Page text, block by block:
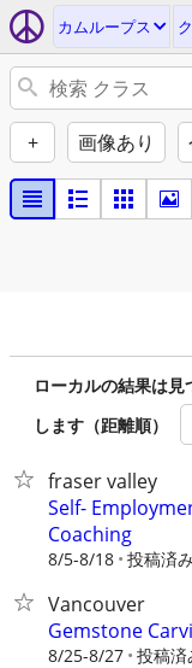
カムループス
+ 画像あり
ローカルの結果は
します（距離順）
fraser valley
Self-
Coaching
8/5-8/18 投稿済
Vancouver
Gemstone
8/25-8/27 投稿済